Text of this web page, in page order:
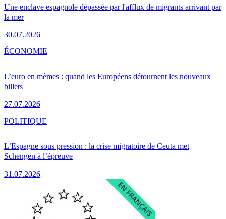
Une enclave espagnole dépassée par l'afflux de migrants arrivant par
la mer
30.07.2026
L’euro en mèmes : quand les Européens détournent les nouveaux
billets
27.07.2026
ÉCONOMIE
L’Espagne sous pression : la crise migratoire de Ceuta met
Schengen à l’épreuve
31.07.2026
POLITIQUE